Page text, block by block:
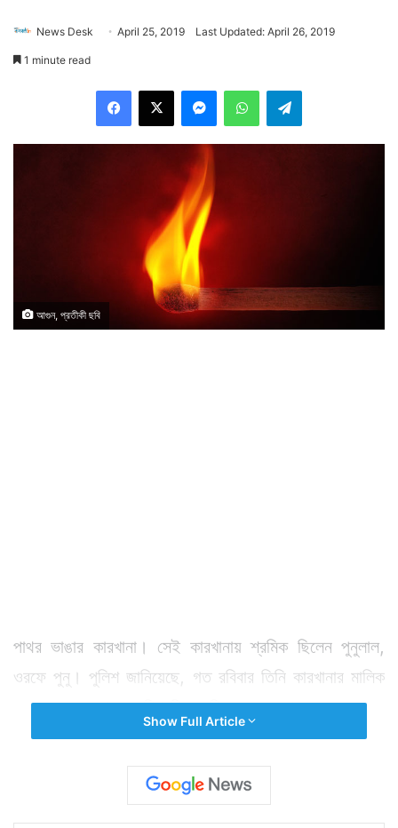
News Desk April 25, 2019 Last Updated: April 26, 2019
1 minute read
আগুন, প্রতীকী ছবি
পাথর ভাঙার কারখানা। সেই কারখানায় শ্রমিক ছিলেন পুনুলাল,
ওরফে পুনু। পুলিশ জানিয়েছে, গত রবিবার তিনি কারখানার মালিক
বোধা মাহাতর থেকে পারিশ্রমিক দাবি করেন। তখন পুনু ও বোধার
মধ্যে বচসা বাঁধে। প্রবল আকার নেয় সেই বচসা। এরপর গত
মঙ্গলবার পুনুকে কারখানা মালিকের ছেলে রবীন্দ্র মাহাত তুলে নিয়ে
Show Full Article